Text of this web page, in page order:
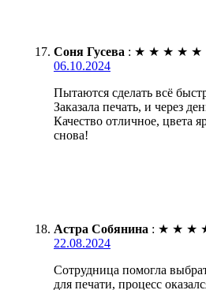
Соня Гусева : ★ ★ ★ ★ ★
06.10.2024
Пытаются сделать всё
Заказала печать, и через
Качество отличное, цвета
снова!
Астра Собянина : ★ ★ ★
22.08.2024
Сотрудница помогла
для печати, процесс